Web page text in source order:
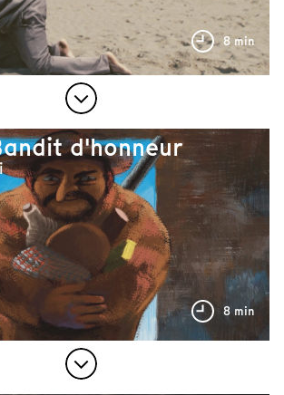
8 min
d'honneur
8 min